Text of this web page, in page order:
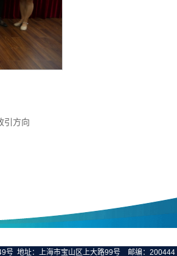
引方向
号 地址：上海市宝山区上大路99号 邮编：200444